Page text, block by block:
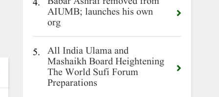
4.
AIUMB; launches his own
org
5. All India Ulama and
Mashaikh Board Heightening
The World Sufi Forum
Preparations